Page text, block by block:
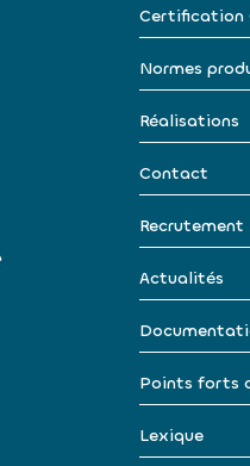
Certification
Normes
Réalisations
Contact
Recrutement
Actualités
Points forts
Lexique